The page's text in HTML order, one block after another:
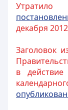
п
декабря
Заголовок
в